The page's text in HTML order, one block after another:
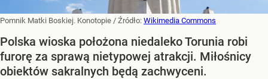
Pomnik Matki Boskiej. Konotopie / Źródło: Wikimedia Commons
Polska wioska położona niedaleko Torunia robi
furorę za sprawą nietypowej atrakcji. Miłośnicy
obiektów sakralnych będą zachwyceni.